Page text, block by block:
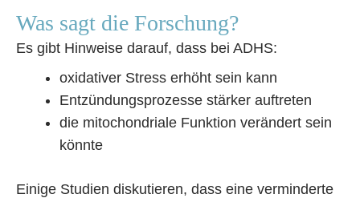
Was sagt die Forschung?
Es gibt Hinweise darauf, dass bei ADHS:
oxidativer Stress erhöht sein kann
Entzündungsprozesse stärker auftreten
die mitochondriale Funktion verändert sein
könnte
Einige Studien diskutieren, dass eine verminderte